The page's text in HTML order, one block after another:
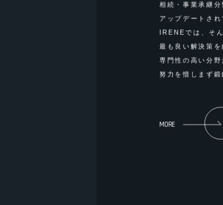
相続・事業承継
アップデートさ
IRENEでは、そ
最も良い解決策
専⾨性の⾼い分
努⼒を惜しまず
MORE